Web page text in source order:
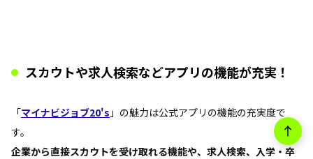
スカウトや求人検索などアプリの機能が充実！
「マイナビジョブ20's 」の魅力は公式アプリの機能の充実度で
す。
企業から直接スカウトを受け取れる機能や、求人検索、入学・卒